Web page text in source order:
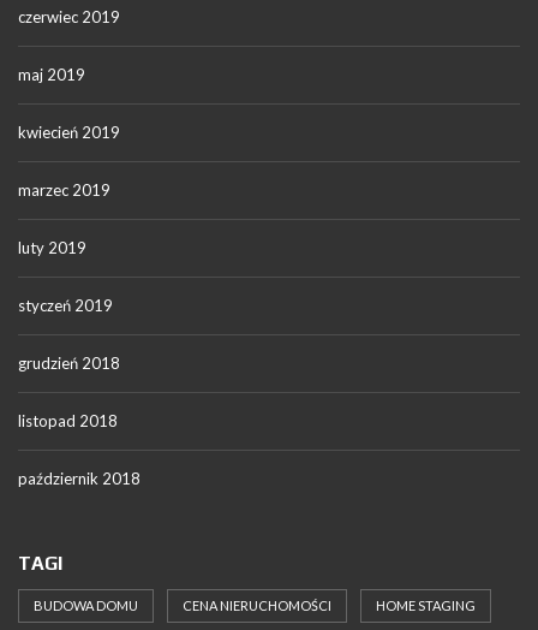
czerwiec 2019
maj 2019
kwiecień 2019
marzec 2019
luty 2019
styczeń 2019
grudzień 2018
listopad 2018
październik 2018
TAGI
BUDOWA DOMU CENA NIERUCHOMOŚCI HOME STAGING